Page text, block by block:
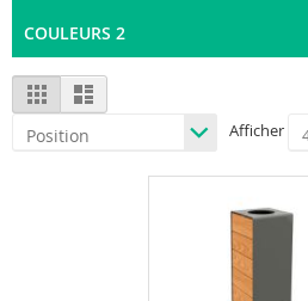
View
as
Grid List
Afficher
COULEURS 2